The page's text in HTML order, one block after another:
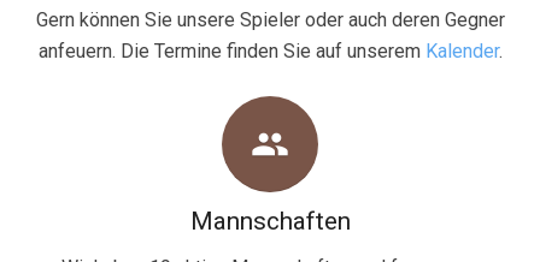
Gern können Sie unsere Spieler oder auch deren Gegner
anfeuern. Die Termine finden Sie auf unserem Kalender.
group
Mannschaften